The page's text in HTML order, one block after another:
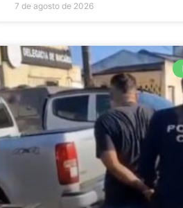
7 de agosto de 2026